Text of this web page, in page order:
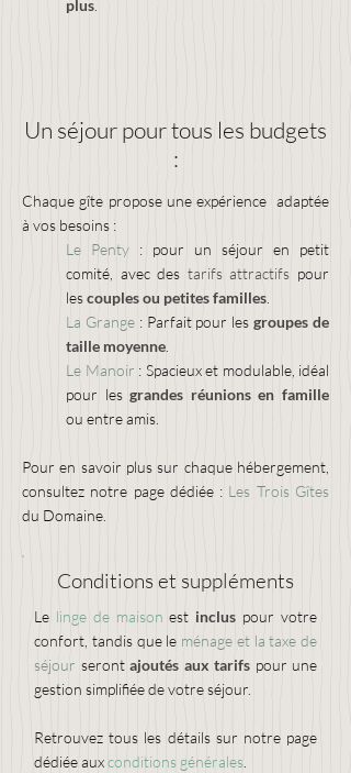
plus
Un séjour pour tous les budgets
:
Chaque gîte propose une expérience adaptée
à vos besoins :
Le Penty : pour un séjour en petit
comité, avec des tarifs attractifs pour
lescouples ou petites familles
La Grange: Parfait pour lesgroupes de
taille moyenne
Le Manoir : Spacieux et modulable, idéal
pour lesgrandes réunions en famille
ou entre amis.
Pour en savoir plus sur chaque hébergement,
consultez notre page dédiée : Les Trois Gîtes
du Domaine
Conditions et suppléments
Le linge de maison est inclus pour votre
confort, tandis que le ménage et la taxe de
séjour seront ajoutés aux tarifs pour une
gestion simplifiée de votre séjour.
Retrouvez tous les détails sur notre page
dédiée auxconditions générales